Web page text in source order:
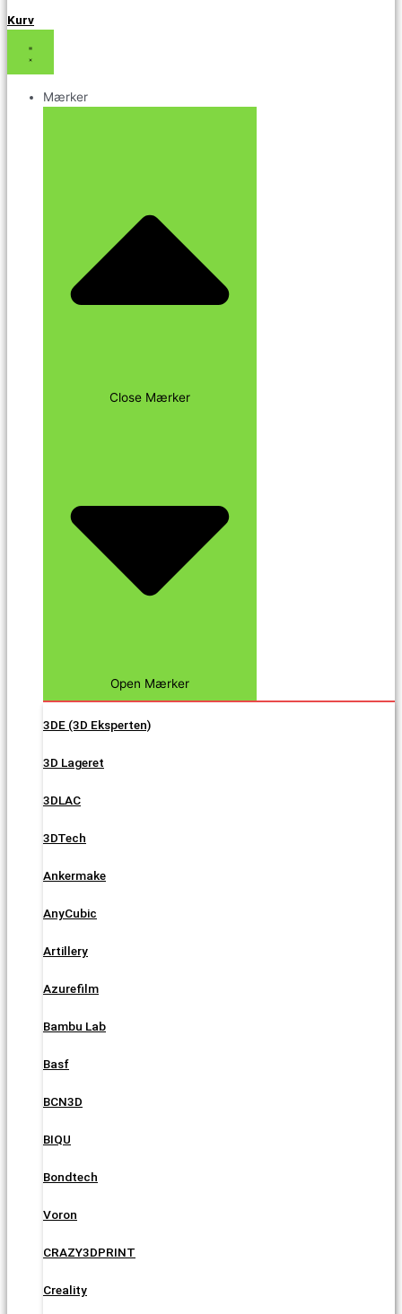
Kurv
Mærker
Close Mærker
Open Mærker
3DE (3D Eksperten)
3D Lageret
3DLAC
3DTech
Ankermake
AnyCubic
Artillery
Azurefilm
Bambu Lab
Basf
BCN3D
BIQU
Bondtech
Voron
CRAZY3DPRINT
Creality